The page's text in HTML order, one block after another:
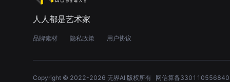
人人都是艺术家
品牌素材 隐私政策 用户协议
Copyright © 2022-2026 无界AI 版权所有 网信算备